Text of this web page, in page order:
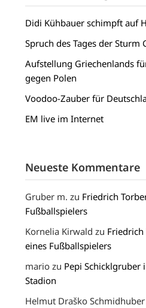
Didi Kühbauer schimpft auf
Spruch des Tages der Sturm
Aufstellung Griechenlands
gegen Polen
Voodoo-Zauber für
EM live im Internet
Neueste Kommentare
Gruber m. zu Friedrich
Fußballspielers
Kornelia Kirwald zu Friedrich
eines Fußballspielers
mario zu Pepi Schicklgruber
Stadion
Helmut Draško Schmidhuber